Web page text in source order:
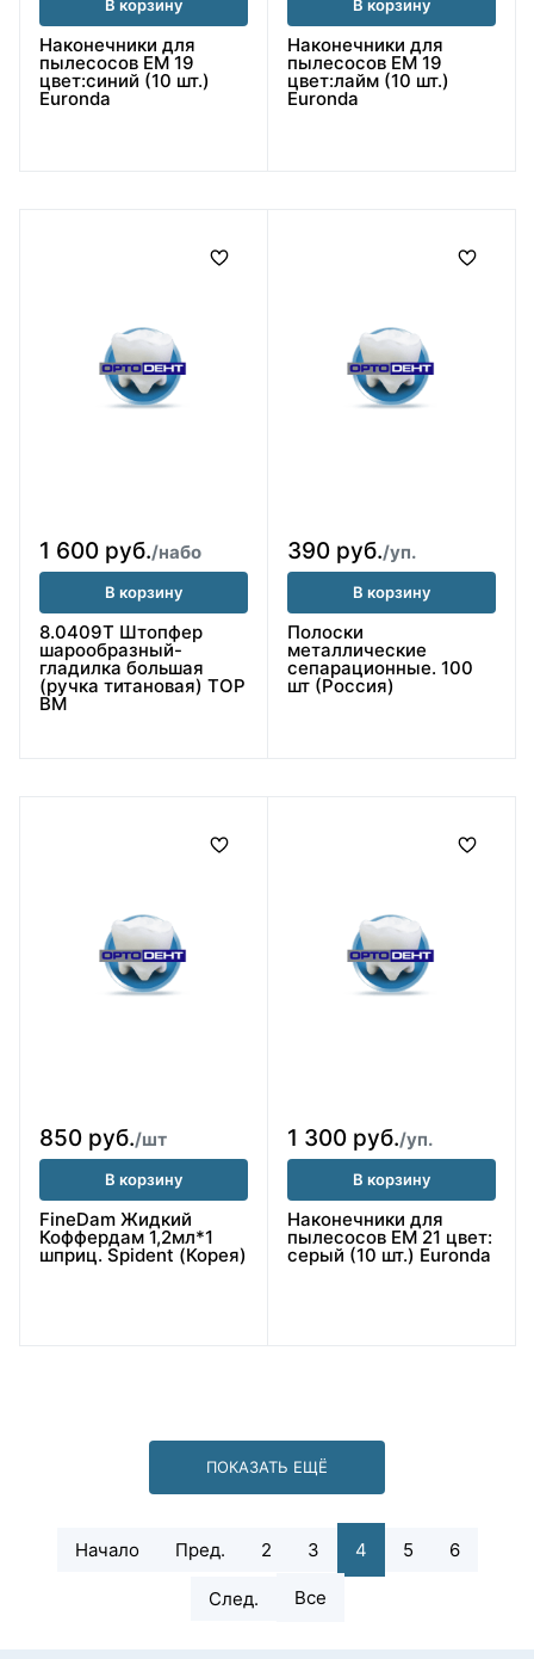
В корзину
Наконечники для
пылесосов ЕМ 19
цвет:синий (10 шт.)
Euronda
В корзину
Наконечники для
пылесосов ЕМ 19
цвет:лайм (10 шт.)
Euronda
1 600 руб./набо
В корзину
8.0409Т Штопфер
шарообразный-
гладилка большая
(ручка титановая) ТОР
ВМ
390 руб./уп.
В корзину
Полоски
металлические
сепарационные. 100
шт (Россия)
850 руб./шт
В корзину
FineDam Жидкий
Коффердам 1,2мл*1
шприц. Spident (Корея)
1 300 руб./уп.
В корзину
Наконечники для
пылесосов ЕМ 21 цвет:
серый (10 шт.) Euronda
ПОКАЗАТЬ ЕЩЁ
Начало Пред. 2 3 4 5 6
След. Все